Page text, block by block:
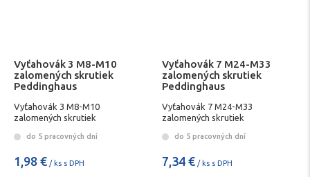
Vyťahovák 3 M8-M10
zalomených skrutiek
Peddinghaus
Vyťahovák 3 M8-M10
zalomených skrutiek
do 5 pracovných dní
1,98 € / ks s DPH
Vyťahovák 7 M24-M33
zalomených skrutiek
Peddinghaus
Vyťahovák 7 M24-M33
zalomených skrutiek
do 5 pracovných dní
7,34 € / ks s DPH